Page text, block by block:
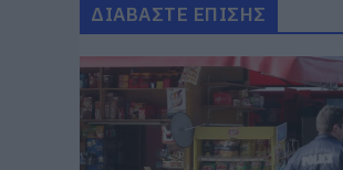
ΔΙΑΒΑΣΤΕ ΕΠΙΣΗΣ